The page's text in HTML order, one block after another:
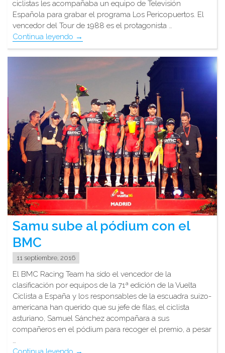
ciclistas les acompañaba un equipo de Televisión
Española para grabar el programa Los Pericopuertos. El
vencedor del Tour de 1988 es el protagonista …
Continua leyendo "Perico
y
Samu
graban
Pericopuertos
en
el
Angliru"
→
Samu sube al pódium con el
BMC
11 septiembre, 2016
El BMC Racing Team ha sido el vencedor de la
clasificación por equipos de la 71ª edición de la Vuelta
Ciclista a España y los responsables de la escuadra suizo-
americana han querido que su jefe de filas, el ciclista
asturiano, Samuel Sánchez acompañara a sus
compañeros en el pódium para recoger el premio, a pesar
…
"Samu
→